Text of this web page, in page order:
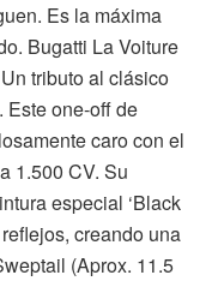
Es la máxima
Bugatti La Voiture
tributo al clásico
Este one-off de
caro con el
1.500 CV. Su
especial ‘Black
creando una
(Aprox. 11.5